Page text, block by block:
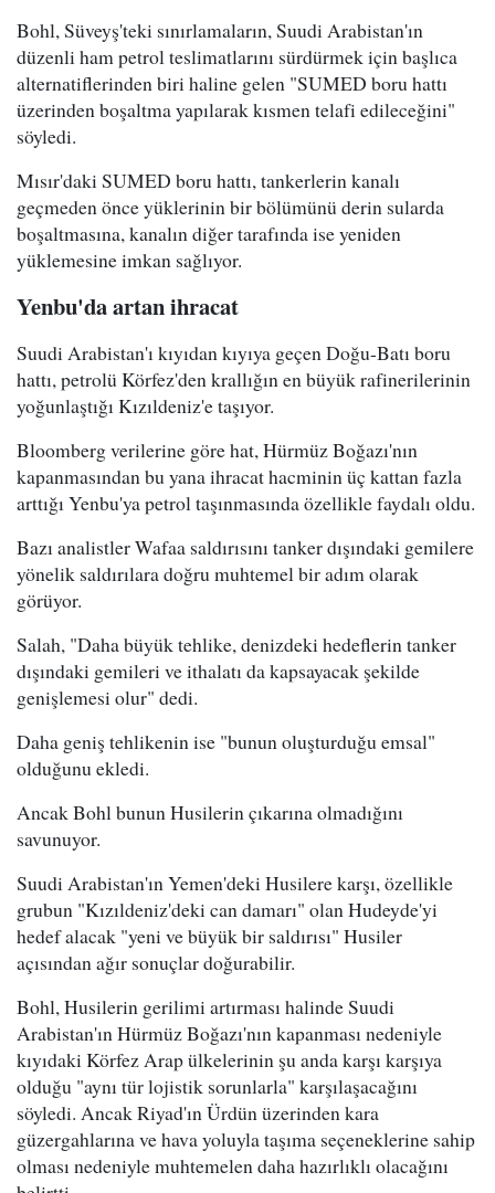
Bohl, Süveyş'teki sınırlamaların, Suudi Arabistan'ın
düzenli ham petrol teslimatlarını sürdürmek için başlıca
alternatiflerinden biri haline gelen "SUMED boru hattı
üzerinden boşaltma yapılarak kısmen telafi edileceğini"
söyledi.
Mısır'daki SUMED boru hattı, tankerlerin kanalı
geçmeden önce yüklerinin bir bölümünü derin sularda
boşaltmasına, kanalın diğer tarafında ise yeniden
yüklemesine imkan sağlıyor.
Yenbu'da artan ihracat
Suudi Arabistan'ı kıyıdan kıyıya geçen Doğu-Batı boru
hattı, petrolü Körfez'den krallığın en büyük rafinerilerinin
yoğunlaştığı Kızıldeniz'e taşıyor.
Bloomberg verilerine göre hat, Hürmüz Boğazı'nın
kapanmasından bu yana ihracat hacminin üç kattan fazla
arttığı Yenbu'ya petrol taşınmasında özellikle faydalı oldu.
Bazı analistler Wafaa saldırısını tanker dışındaki gemilere
yönelik saldırılara doğru muhtemel bir adım olarak
görüyor.
Salah, "Daha büyük tehlike, denizdeki hedeflerin tanker
dışındaki gemileri ve ithalatı da kapsayacak şekilde
genişlemesi olur" dedi.
Daha geniş tehlikenin ise "bunun oluşturduğu emsal"
olduğunu ekledi.
Ancak Bohl bunun Husilerin çıkarına olmadığını
savunuyor.
Suudi Arabistan'ın Yemen'deki Husilere karşı, özellikle
grubun "Kızıldeniz'deki can damarı" olan Hudeyde'yi
hedef alacak "yeni ve büyük bir saldırısı" Husiler
açısından ağır sonuçlar doğurabilir.
Bohl, Husilerin gerilimi artırması halinde Suudi
Arabistan'ın Hürmüz Boğazı'nın kapanması nedeniyle
kıyıdaki Körfez Arap ülkelerinin şu anda karşı karşıya
olduğu "aynı tür lojistik sorunlarla" karşılaşacağını
söyledi. Ancak Riyad'ın Ürdün üzerinden kara
güzergahlarına ve hava yoluyla taşıma seçeneklerine sahip
olması nedeniyle muhtemelen daha hazırlıklı olacağını